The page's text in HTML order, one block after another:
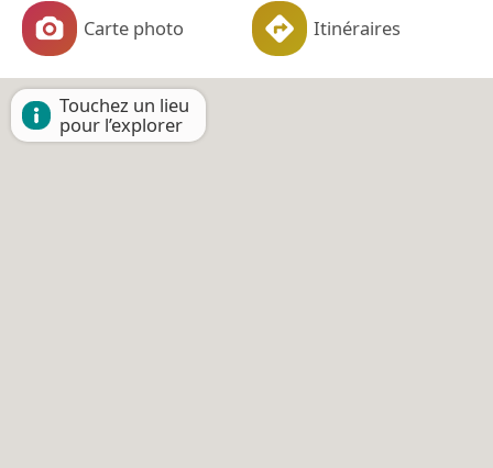
Carte photo Itinéraires
Touchez un lieu
pour l’explorer